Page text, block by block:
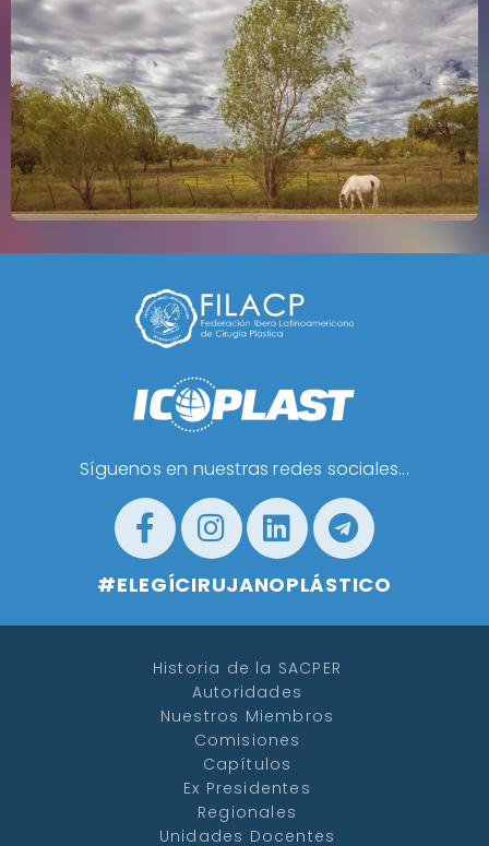
Síguenos en nuestras redes sociales...
#ELEGÍCIRUJANOPLÁSTICO
Historia de la SACPER
Autoridades
Nuestros Miembros
Comisiones
Capítulos
Ex Presidentes
Regionales
Unidades Docentes